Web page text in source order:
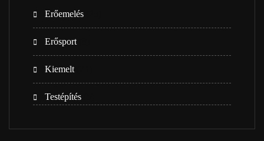
Erőemelés
Erősport
Kiemelt
Testépítés